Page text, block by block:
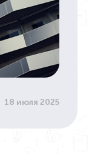
18 июля 2025